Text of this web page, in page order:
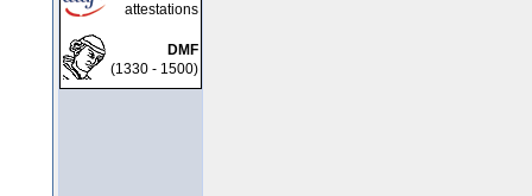
attestations
DMF
(1330 - 1500)